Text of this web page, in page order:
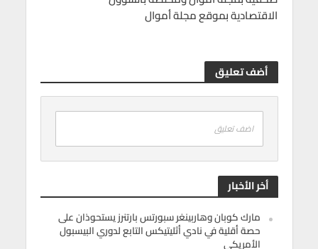
الاقتصادية بموقع مجلة أموال
أضف تعليق
اضف تعليق
أخر الأخبار
مارك كوبان وهاربينغر سبورتس بارتنرز يستحوذان على
حصة أقلية في نادي أثليتيكس التابع لدوري البيسبول
الأمريكي